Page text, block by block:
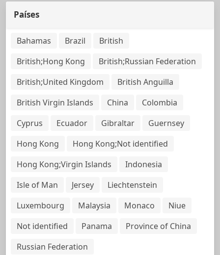
Países
Bahamas Brazil
British
British;Hong Kong
British;Russian Federation
British;United Kingdom
British Anguilla
British Virgin Islands
China
Colombia
Cyprus
Ecuador Gibraltar
Guernsey
Hong Kong
Hong Kong;Not identified
Hong Kong;Virgin Islands
Indonesia
Isle of Man
Jersey
Liechtenstein
Luxembourg
Malaysia Monaco
Niue
Not identified
Panama
Province of China
Russian Federation